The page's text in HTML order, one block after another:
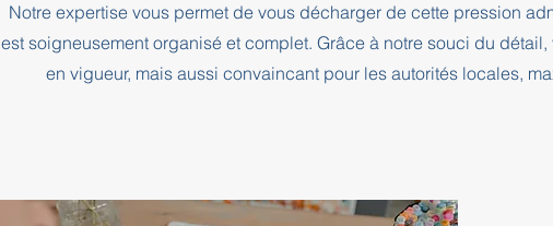
Notre expertise vous permet de vous décharger de cette pression
est soigneusement organisé et complet. Grâce à notre souci du
en vigueur, mais aussi convaincant pour les autorités locales,